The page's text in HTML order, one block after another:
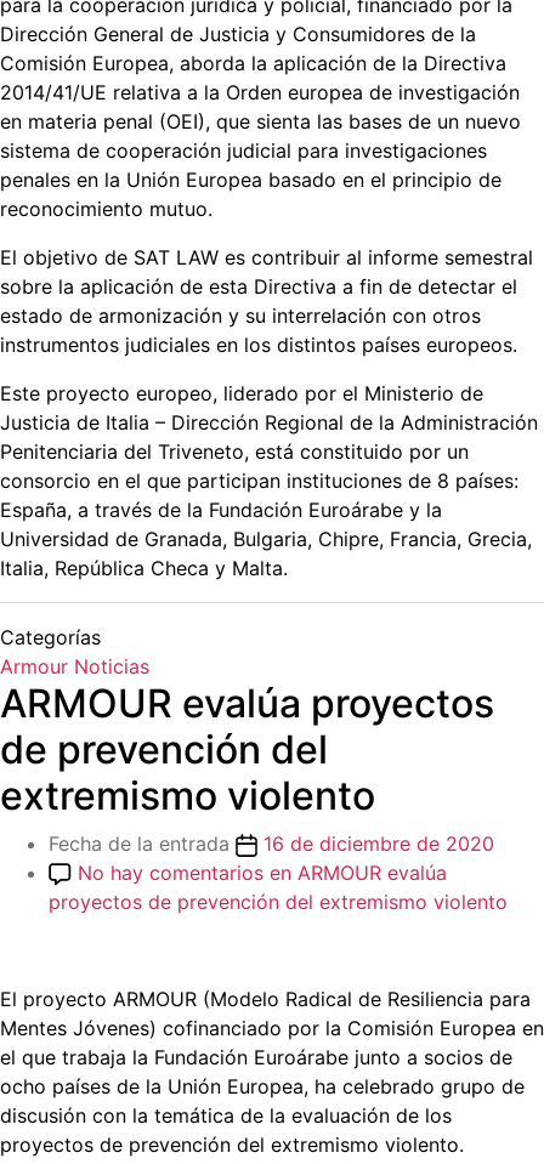
para la cooperacion jurídica y policial, financiado por la
Dirección General de Justicia y Consumidores de la
Comisión Europea, aborda la aplicación de la Directiva
2014/41/UE relativa a la Orden europea de investigación
en materia penal (OEI), que sienta las bases de un nuevo
sistema de cooperación judicial para investigaciones
penales en la Unión Europea basado en el principio de
reconocimiento mutuo.
El objetivo de SAT LAW es contribuir al informe semestral
sobre la aplicación de esta Directiva a fin de detectar el
estado de armonización y su interrelación con otros
instrumentos judiciales en los distintos países europeos.
Este proyecto europeo, liderado por el Ministerio de
Justicia de Italia – Dirección Regional de la Administración
Penitenciaria del Triveneto, está constituido por un
consorcio en el que participan instituciones de 8 países:
España, a través de la Fundación Euroárabe y la
Universidad de Granada, Bulgaria, Chipre, Francia, Grecia,
Italia, República Checa y Malta.
Categorías
Armour Noticias
ARMOUR evalúa proyectos
de prevención del
extremismo violento
Fecha de la entrada
16 de diciembre de 2020
No hay comentarios en ARMOUR evalúa
proyectos de prevención del extremismo violento
El proyecto ARMOUR (Modelo Radical de Resiliencia para
Mentes Jóvenes) cofinanciado por la Comisión Europea en
el que trabaja la Fundación Euroárabe junto a socios de
ocho países de la Unión Europea, ha celebrado grupo de
discusión con la temática de la evaluación de los
proyectos de prevención del extremismo violento.